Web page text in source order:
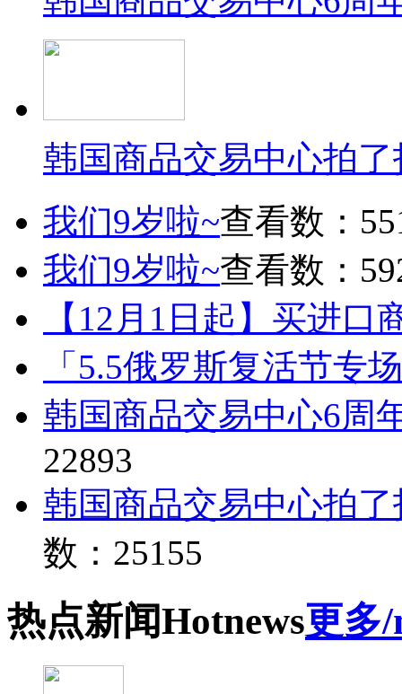
韩国商品交易中心拍
我们9岁啦~查看数：
我们9岁啦~查看数：
【12月1日起】买进口
「5.5俄罗斯复活节专
韩国商品交易中心6周
22893
韩国商品交易中心拍
数：25155
热点新闻Hotnews更多